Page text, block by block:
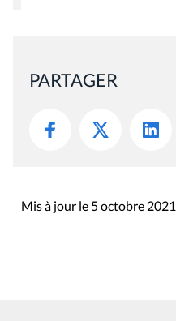
PARTAGER
Mis à jour le 5 octobre 2021